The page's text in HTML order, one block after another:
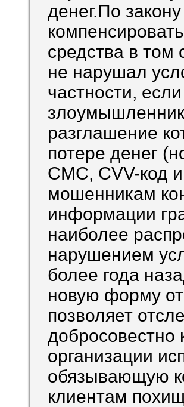
денег.По
средства в том
не нарушал
частности,
разглашение
потере денег
СМС, СVV-код и
мошенникам
информации
наиболее
нарушением
более года
новую форму
позволяет
добросовестно
организации
обязывающую
клиентам